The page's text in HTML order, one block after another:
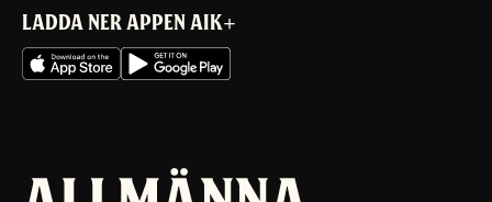
LADDA NER APPEN AIK+